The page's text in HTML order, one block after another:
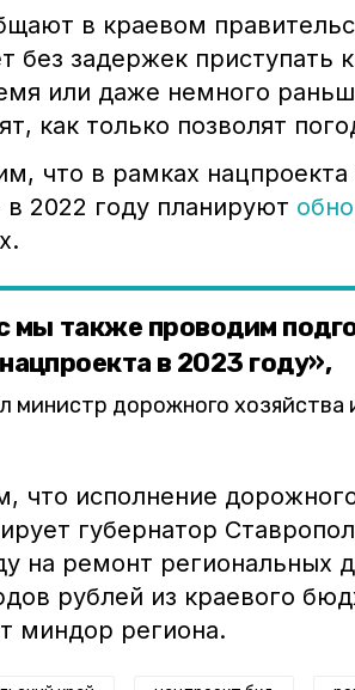
в краевом
без задержек приступать
или даже немного
как только позволят
что в рамках
в 2022 году планируют
мы также проводим
в 2023 году»,
министр дорожного хозяйства
что исполнение
губернатор
на ремонт региональных
рублей из краевого
миндор региона.